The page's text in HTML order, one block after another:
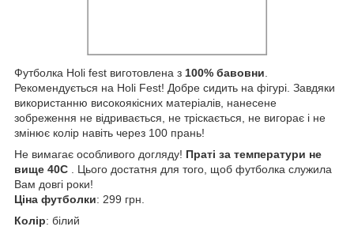
Футболка Holi fest виготовлена з 100% бавовни
Рекомендується на Holi Fest! Добре сидить на фігурі. Завдяки
використанню високоякісних матеріалів, нанесене
зобреження не відривається, не тріскається, не вигорає і не
змінює колір навіть через 100 прань!
Не вимагає особливого догляду! Праті за температури не
вище 40С
. Цього достатня для того, щоб футболка служила
Вам довгі роки!
Ціна футболки: 299 грн.
Колір: білий